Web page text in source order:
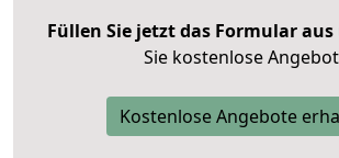
Füllen Sie jetzt das Formular aus
Sie kostenlose
Kostenlose Angebote